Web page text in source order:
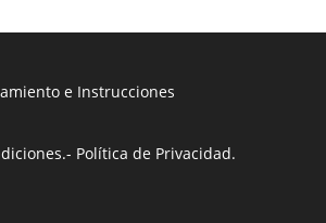
e Instrucciones
.- Política de Privacidad.